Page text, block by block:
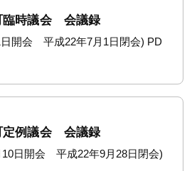
臨時議会 会議録
日開会 平成22年7月1日閉会) PD
定例議会 会議録
10日開会 平成22年9月28日閉会)